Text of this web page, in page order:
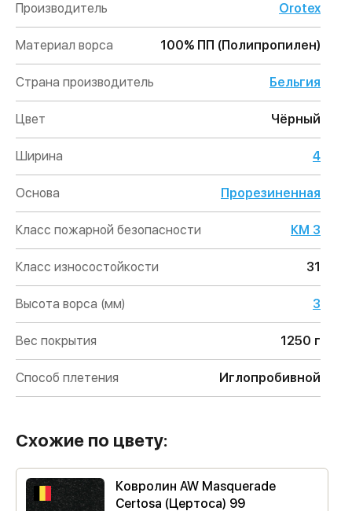
Производитель Orotex
Материал ворса 100% ПП (Полипропилен)
Страна производитель Бельгия
Цвет Чёрный
Ширина 4
Основа Прорезиненная
Класс пожарной безопасности КМ 3
Класс износостойкости 31
Высота ворса (мм) 3
Вес покрытия 1250 г
Способ плетения Иглопробивной
Схожие по цвету:
Ковролин AW Masquerade
Certosa (Цертоса) 99